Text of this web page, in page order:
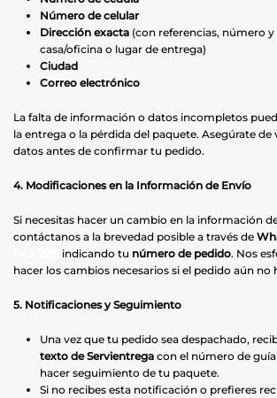
Número de celular
Dirección exacta (con referencias, número
casa/oficina o lugar de entrega)
Ciudad
Correo electrónico
La falta de información o datos incompletos
la entrega o la pérdida del paquete. Asegúrate
datos antes de confirmar tu pedido.
4. Modificaciones en la Información de Envío
Si necesitas hacer un cambio en la información
contáctanos a la brevedad posible a través de
indicando tu número de pedido. Nos
hacer los cambios necesarios si el pedido aún no
5. Notificaciones y Seguimiento
Una vez que tu pedido sea despachado,
texto de Servientrega con el número de
hacer seguimiento de tu paquete.
Si no recibes esta notificación o prefieres